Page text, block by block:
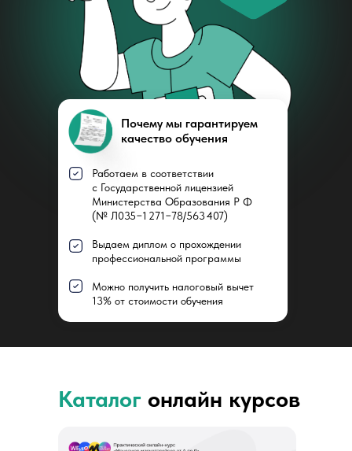
Почему мы гарантируем
качество обучения
Работаем в соответствии
с Государственной лицензией
Министерства Образования Р Ф
(№ Л035−1 271−78/563 407)
Выдаем диплом о прохождении
профессиональной программы
Можно получить налоговый вычет
13% от стоимости обучения
Каталог онлайн курсов